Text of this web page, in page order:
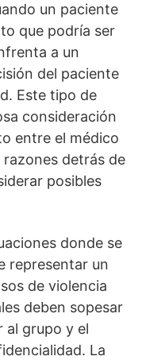
un paciente
que podrí­a ser
a un
del paciente
Este tipo de
consideración
entre el médico
detrás de
posibles
donde se
representar un
de violencia
deben sopesar
al grupo y el
La